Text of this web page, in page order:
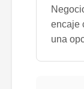
encaje
una